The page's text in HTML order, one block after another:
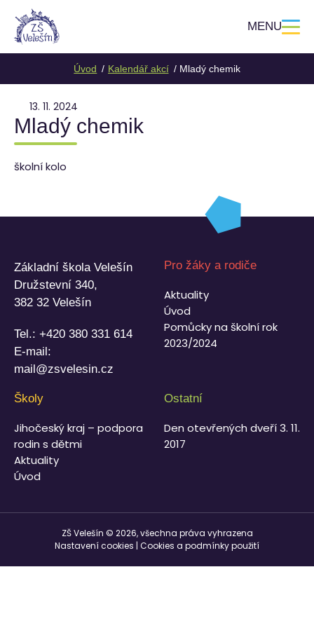
MENU
Úvod Kalendář akcí Mladý chemik
13. 11. 2024
Mladý chemik
školní kolo
Základní škola Velešín
Družstevní 340,
382 32 Velešín
Tel.: +420 380 331 614
E-mail:
mail@zsvelesin.cz
Pro žáky a rodiče
Aktuality
Úvod
Pomůcky na školní rok
2023/2024
Školy
Jihočeský kraj – podpora
rodin s dětmi
Aktuality
Úvod
Ostatní
Den otevřených dveří 3. 11.
2017
ZŠ Velešín © 2026, všechna práva vyhrazena
Nastavení cookies Cookies a podmínky použití